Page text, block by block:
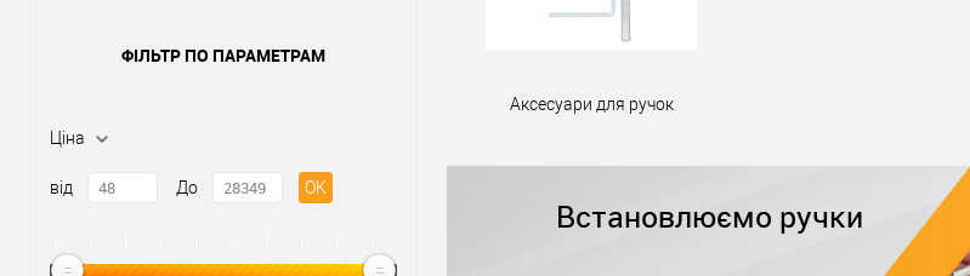
ФІЛЬТР ПО ПАРАМЕТРАМ
Ціна
від До OK
Аксесуари для ручок
Встановлюємо ручки